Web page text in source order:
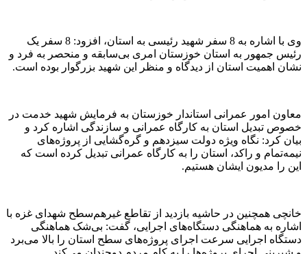
وی با اشاره به 8 سفر شهید رئیسی به استان، افزود: 8 سفر یک
رئیس جمهور به استان خوزستان امری بی‌سابقه و منحصر به فرد و
نشان اهمیت استان از دیدگاه و منظر این شهید بزرگوار بوده است.
معاون امور عمرانی استاندار خوزستان به فرمایش شهید خدمت در
خصوص تبدیل استان به کارگاه عمرانی و سازندگی اشاره کرد و
بیان کرد: نگاه ویژه دولت سیزدهم و گره‌گشایی از پروژه‌های
نیمه‌تمام و راکد، استان را به کارگاه عمرانی تبدیل کرده است که
این را مدیون ایشان هستیم.
خانچی همچنین در حاشیه بازدید از تقاطع غیرهم‌سطح شهدای غزه با
اشاره به هماهنگی دستگاه‌های اجرایی، گفت: بی‌شک هماهنگی
دستگاه اجرایی سرعت اجرای پروژه‌های سطح استان را بالا می‌برد